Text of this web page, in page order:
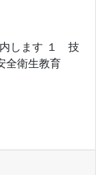
内します １ 技
衛生教育